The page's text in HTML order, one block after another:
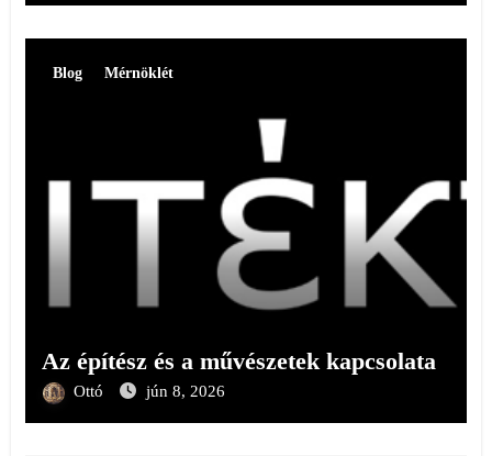
Blog Mérnöklét
Az építész és a művészetek kapcsolata
Ottó jún 8, 2026